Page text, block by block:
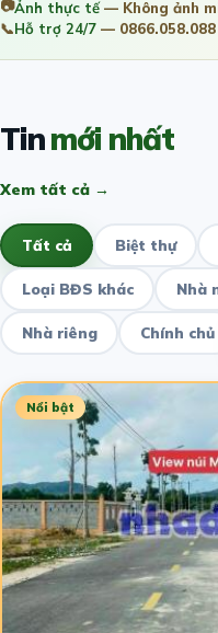
📷Ảnh thực tế— Không ảnh
📞Hỗ trợ 24/7 — 0866.058.088
Tinmới nhất
Xem tất cả →
Tất cả Biệt thự
Loại BĐS khác Nhà
Nhà riêng Chính chủ
Nổi bật